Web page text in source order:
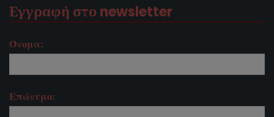
Εγγραφή στο newsletter
Όνομα:
Επώνυμο: